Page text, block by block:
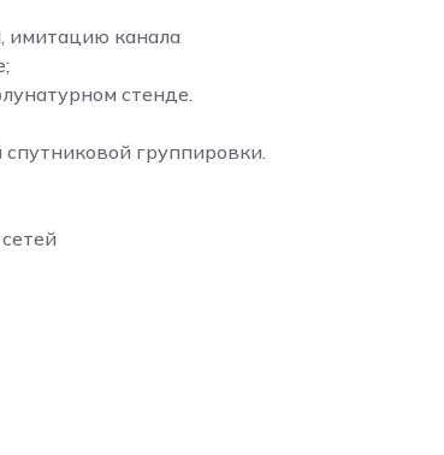
имитацию канала
стенде.
группировки.